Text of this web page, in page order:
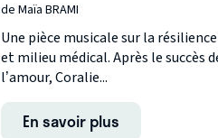
de Maïa BRAMI
Une pièce musicale sur la
et milieu médical. Après le succès
l’amour, Coralie...
En savoir plus